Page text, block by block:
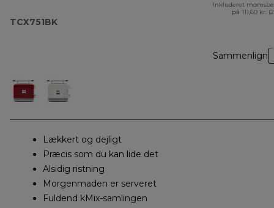
TCX751BK
Inkluderet
på 111,60 kr.
Sammenlign
Lækkert og dejligt
Præcis som du kan lide det
Alsidig ristning
Morgenmaden er serveret
Fuldend kMix-samlingen